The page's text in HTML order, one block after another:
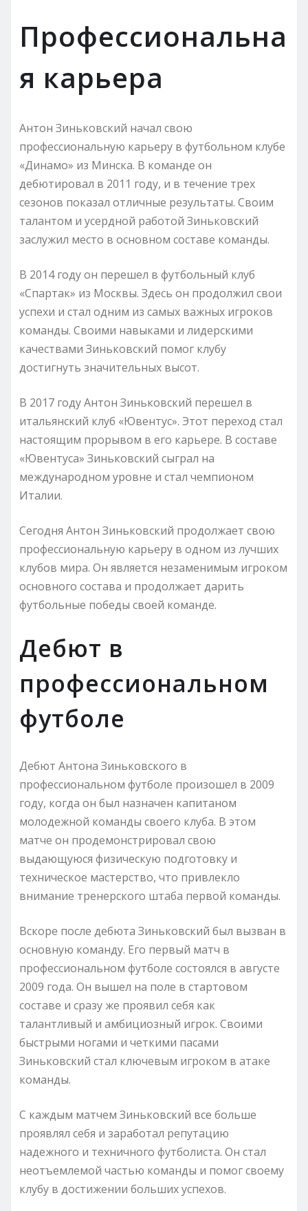
Профессиональна
я карьера
Антон Зиньковский начал свою
профессиональную карьеру в футбольном клубе
«Динамо» из Минска. В команде он
дебютировал в 2011 году, и в течение трех
сезонов показал отличные результаты. Своим
талантом и усердной работой Зиньковский
заслужил место в основном составе команды.
В 2014 году он перешел в футбольный клуб
«Спартак» из Москвы. Здесь он продолжил свои
успехи и стал одним из самых важных игроков
команды. Своими навыками и лидерскими
качествами Зиньковский помог клубу
достигнуть значительных высот.
В 2017 году Антон Зиньковский перешел в
итальянский клуб «Ювентус». Этот переход стал
настоящим прорывом в его карьере. В составе
«Ювентуса» Зиньковский сыграл на
международном уровне и стал чемпионом
Италии.
Сегодня Антон Зиньковский продолжает свою
профессиональную карьеру в одном из лучших
клубов мира. Он является незаменимым игроком
основного состава и продолжает дарить
футбольные победы своей команде.
Дебют в
профессиональном
футболе
Дебют Антона Зиньковского в
профессиональном футболе произошел в 2009
году, когда он был назначен капитаном
молодежной команды своего клуба. В этом
матче он продемонстрировал свою
выдающуюся физическую подготовку и
техническое мастерство, что привлекло
внимание тренерского штаба первой команды.
Вскоре после дебюта Зиньковский был вызван в
основную команду. Его первый матч в
профессиональном футболе состоялся в августе
2009 года. Он вышел на поле в стартовом
составе и сразу же проявил себя как
талантливый и амбициозный игрок. Своими
быстрыми ногами и четкими пасами
Зиньковский стал ключевым игроком в атаке
команды.
С каждым матчем Зиньковский все больше
проявлял себя и заработал репутацию
надежного и техничного футболиста. Он стал
неотъемлемой частью команды и помог своему
клубу в достижении больших успехов.